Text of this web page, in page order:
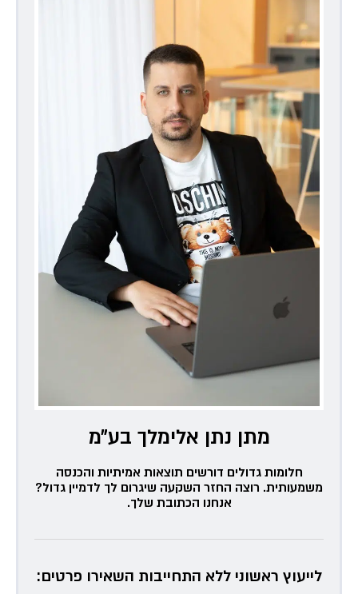
מתן נתן אלימלך בע״מ
חלומות גדולים דורשים תוצאות אמיתיות והכנסה
משמעותית. רוצה החזר השקעה שיגרום לך לדמיין גדול?
אנחנו הכתובת שלך.
לייעוץ ראשוני ללא התחייבות השאירו פרטים: